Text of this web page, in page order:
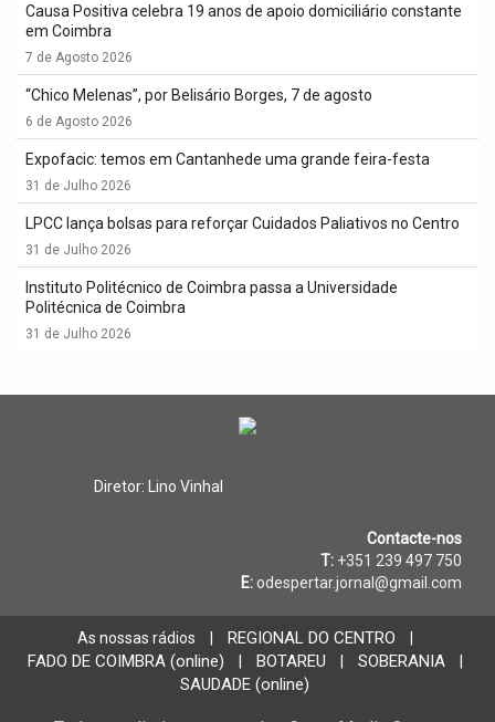
Causa Positiva celebra 19 anos de apoio domiciliário constante
em Coimbra
7 de Agosto 2026
“Chico Melenas”, por Belisário Borges, 7 de agosto
6 de Agosto 2026
Expofacic: temos em Cantanhede uma grande feira-festa
31 de Julho 2026
LPCC lança bolsas para reforçar Cuidados Paliativos no Centro
31 de Julho 2026
Instituto Politécnico de Coimbra passa a Universidade
Politécnica de Coimbra
31 de Julho 2026
Diretor: Lino Vinhal
Contacte-nos
T: +351 239 497 750
E: odespertar.jornal@gmail.com
As nossas rádios REGIONAL DO CENTRO
FADO DE COIMBRA (online) BOTAREU SOBERANIA
SAUDADE (online)